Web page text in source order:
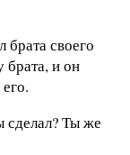
брата своего
брата, и он
сделал? Ты же